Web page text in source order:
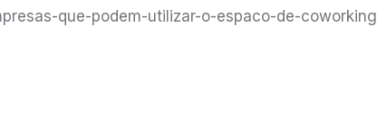
que-podem-utilizar-o-espaco-de-coworking